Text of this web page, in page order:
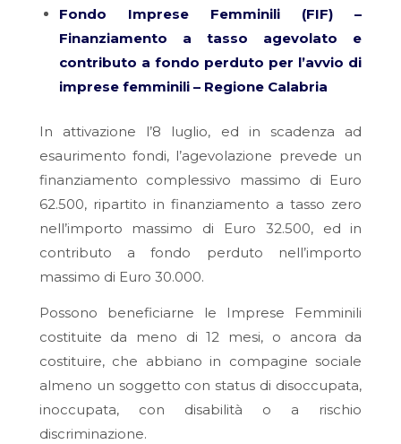
Fondo Imprese Femminili (FIF) –
Finanziamento a tasso agevolato e
contributo a fondo perduto per l’avvio di
imprese femminili – Regione Calabria
In attivazione l’8 luglio, ed in scadenza ad
esaurimento fondi, l’agevolazione prevede un
finanziamento complessivo massimo di Euro
62.500, ripartito in finanziamento a tasso zero
nell’importo massimo di Euro 32.500, ed in
contributo a fondo perduto nell’importo
massimo di Euro 30.000.
Possono beneficiarne le Imprese Femminili
costituite da meno di 12 mesi, o ancora da
costituire, che abbiano in compagine sociale
almeno un soggetto con status di disoccupata,
inoccupata, con disabilità o a rischio
discriminazione.